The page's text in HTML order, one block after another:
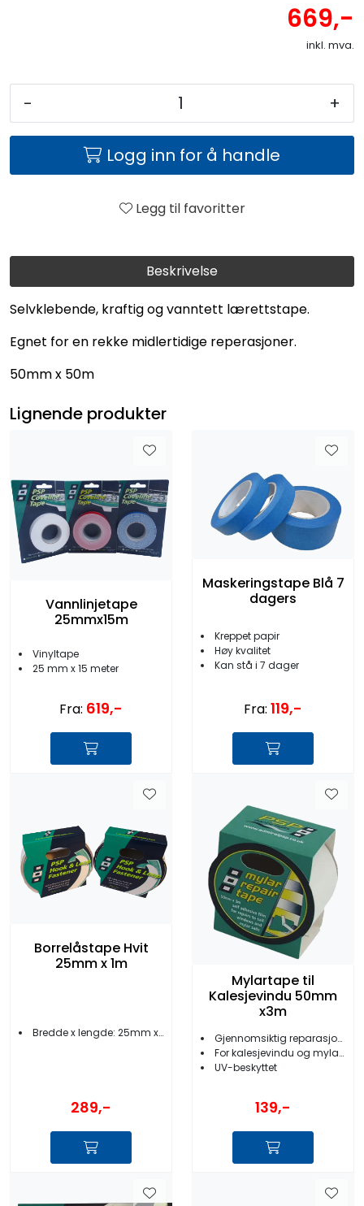
Beskrivelse
Selvklebende, kraftig og vanntett lærettstape.
Egnet for en rekke midlertidige reperasjoner.
50mm x 50m
669,-
inkl. mva.
- +
Logg inn for å handle
Legg til favoritter
Lignende produkter
Vannlinjetape
25mmx15m
Vinyltape
25 mm x 15 meter
Fra: 619,-
Maskeringstape Blå 7
dagers
Kreppet papir
Høy kvalitet
Kan stå i 7 dager
Fra: 119,-
Borrelåstape Hvit
25mm x 1m
Bredde x lengde: 25mm x 1 m
289,-
Mylartape til
Kalesjevindu 50mm
x3m
Gjennomsiktig reparasjonstape
For kalesjevindu og mylarseil
UV-beskyttet
139,-